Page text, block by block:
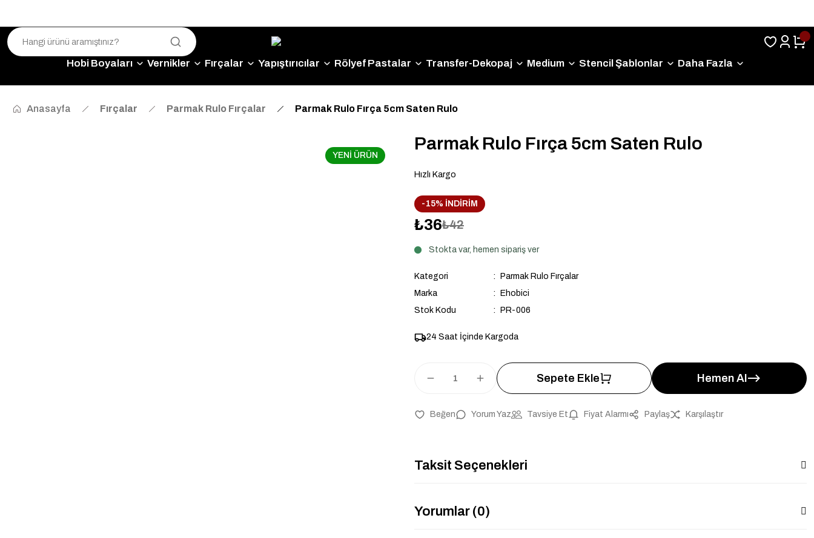
Hobi Boyaları Vernikler Fırçalar Yapıştırıcılar Rölyef Pastalar Transfer-Dekopaj Medium Stencil Şablonlar Daha Fazla
Anasayfa Fırçalar Parmak Rulo Fırçalar Parmak Rulo Fırça 5cm Saten Rulo
YENİ ÜRÜN
Parmak Rulo Fırça 5cm Saten Rulo
Hızlı Kargo
-15% İNDİRİM
₺36₺42
Stokta var, hemen sipariş ver
Kategori
Parmak Rulo Fırçalar
Marka
Ehobici
Stok Kodu
PR-006
24 Saat İçinde Kargoda
Sepete Ekle Hemen Al
Yorum Yaz Tavsiye Et Fiyat Alarmı Paylaş Karşılaştır
Taksit Seçenekleri
Yorumlar (0)